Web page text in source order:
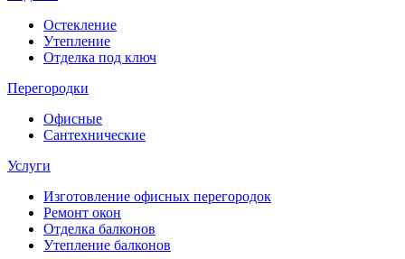
Остекление
Утепление
Отделка под ключ
Перегородки
Офисные
Сантехнические
Услуги
Изготовление офисных перегородок
Ремонт окон
Отделка балконов
Утепление балконов